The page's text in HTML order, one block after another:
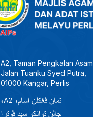
A2, Taman Pengkalan Asam,
Jalan Tuanku Syed Putra,
01000 Kangar, Perlis